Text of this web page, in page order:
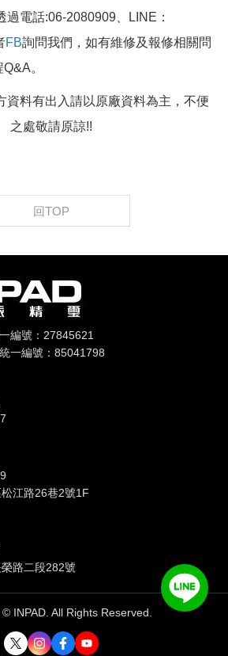
過電話:06-2080909、LINE：
FB詢問我們，如有維修及報修相關問
。
料有出入請以原廠資料為主，不便
之處敬請原諒!!
回TOP
編號：27845621
一編號：85041798
江路26巷2號1F
路二段282號
INPAD. All Rights Reserved.